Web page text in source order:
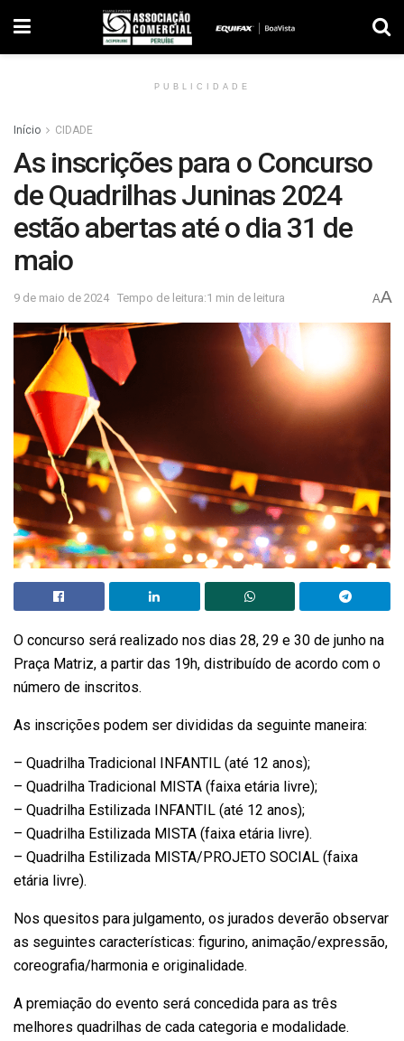
PUBLICIDADE
Início CIDADE
As inscrições para o Concurso
de Quadrilhas Juninas 2024
estão abertas até o dia 31 de
maio
9 de maio de 2024 Tempo de leitura:1 min de leitura AA
O concurso será realizado nos dias 28, 29 e 30 de junho na
Praça Matriz, a partir das 19h, distribuído de acordo com o
número de inscritos.
As inscrições podem ser divididas da seguinte maneira:
– Quadrilha Tradicional INFANTIL (até 12 anos);
– Quadrilha Tradicional MISTA (faixa etária livre);
– Quadrilha Estilizada INFANTIL (até 12 anos);
– Quadrilha Estilizada MISTA (faixa etária livre).
– Quadrilha Estilizada MISTA/PROJETO SOCIAL (faixa
etária livre).
Nos quesitos para julgamento, os jurados deverão observar
as seguintes características: figurino, animação/expressão,
coreografia/harmonia e originalidade.
A premiação do evento será concedida para as três
melhores quadrilhas de cada categoria e modalidade.